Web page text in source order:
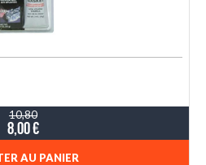
10,80
8,00 €
AU PANIER